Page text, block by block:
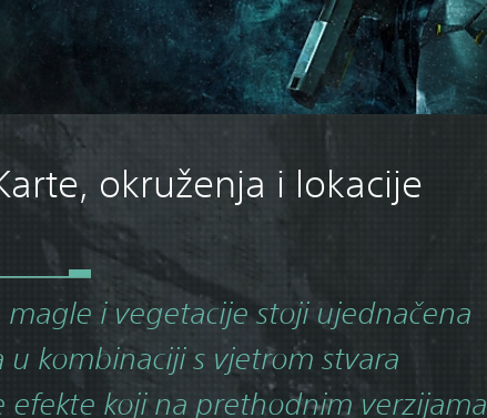
okruženja i lokacije
magle i vegetacije stoji ujednačena
u kombinaciji s vjetrom stvara
efekte koji na prethodnim verzijama